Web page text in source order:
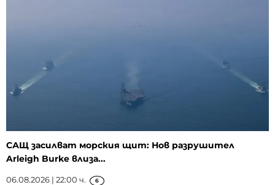
САЩ засилват морския щит: Нов разрушител
Arleigh Burke влиза...
06.08.2026 | 22:00 ч. 6